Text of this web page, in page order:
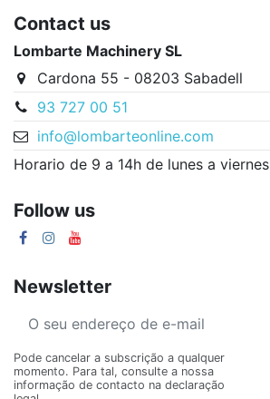
Contact us
Lombarte Machinery SL
Cardona 55 - 08203 Sabadell
93 727 00 51
info@lombarteonline.com
Horario de 9 a 14h de lunes a viernes
Follow us
Newsletter
Pode cancelar a subscrição a qualquer
momento. Para tal, consulte a nossa
informação de contacto na declaração